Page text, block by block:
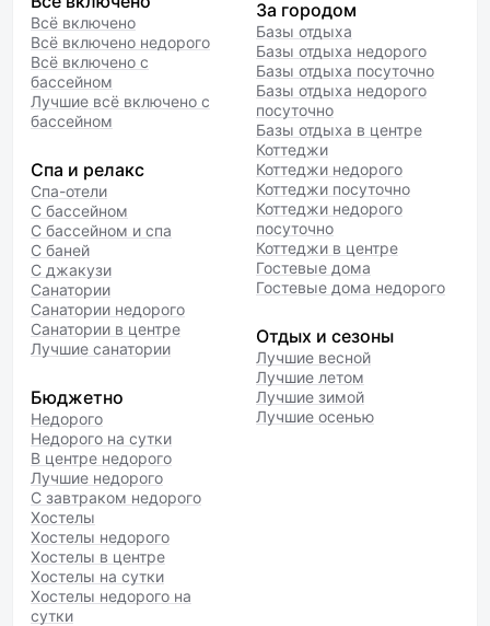
Всё включено
Всё включено недорого
Всё включено с
бассейном
Лучшие всё включено с
бассейном
Спа и релакс
Спа-отели
С бассейном
С бассейном и спа
С баней
С джакузи
Санатории
Санатории недорого
Санатории в центре
Лучшие санатории
Бюджетно
Недорого
Недорого на сутки
В центре недорого
Лучшие недорого
С завтраком недорого
Хостелы
Хостелы недорого
Хостелы в центре
Хостелы на сутки
Хостелы недорого на
сутки
За городом
Базы отдыха
Базы отдыха недорого
Базы отдыха посуточно
Базы отдыха недорого
посуточно
Базы отдыха в центре
Коттеджи
Коттеджи недорого
Коттеджи посуточно
Коттеджи недорого
посуточно
Коттеджи в центре
Гостевые дома
Гостевые дома недорого
Отдых и сезоны
Лучшие весной
Лучшие летом
Лучшие зимой
Лучшие осенью